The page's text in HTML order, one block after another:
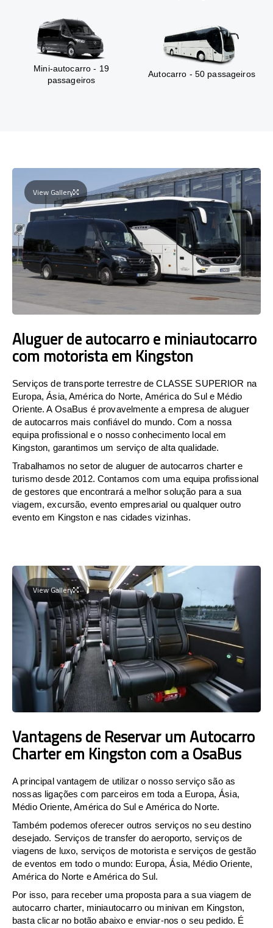
Mini-autocarro - 19
passageiros
Autocarro - 50 passageiros
View Gallery
Aluguer de autocarro e miniautocarro
com motorista em Kingston
Serviços de transporte terrestre de CLASSE SUPERIOR na
Europa, Ásia, América do Norte, América do Sul e Médio
Oriente. A OsaBus é provavelmente a empresa de aluguer
de autocarros mais confiável do mundo. Com a nossa
equipa profissional e o nosso conhecimento local em
Kingston, garantimos um serviço de alta qualidade.
Trabalhamos no setor de aluguer de autocarros charter e
turismo desde 2012. Contamos com uma equipa profissional
de gestores que encontrará a melhor solução para a sua
viagem, excursão, evento empresarial ou qualquer outro
evento em Kingston e nas cidades vizinhas.
View Gallery
Vantagens de Reservar um Autocarro
Charter em Kingston com a OsaBus
A principal vantagem de utilizar o nosso serviço são as
nossas ligações com parceiros em toda a Europa, Ásia,
Médio Oriente, América do Sul e América do Norte.
Também podemos oferecer outros serviços no seu destino
desejado. Serviços de transfer do aeroporto, serviços de
viagens de luxo, serviços de motorista e serviços de gestão
de eventos em todo o mundo: Europa, Ásia, Médio Oriente,
América do Norte e América do Sul.
Por isso, para receber uma proposta para a sua viagem de
autocarro charter, miniautocarro ou minivan em Kingston,
basta clicar no botão abaixo e enviar-nos o seu pedido. É